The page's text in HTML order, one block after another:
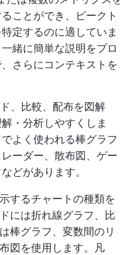
ことができ、ピークト
定するのに適していま
緒に簡単な説明をプロ
さらにコンテキストを
、比較、配布を図解
・分析しやすくしま
よく使われる棒グラフ
ーダー、散布図、ゲー
どがあります。
するチャートの種類を
には折れ線グラフ、比
棒グラフ、変数間のリ
図を使用します。凡